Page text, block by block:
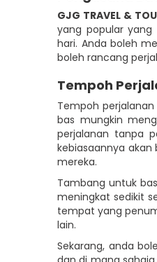
GJG TRAVEL &
yang popular yang
hari. Anda boleh
boleh rancang
Tempoh
Tempoh
bas mungkin
perjalanan tanpa
kebiasaannya
mereka.
Tambang untuk
meningkat sedikit
tempat yang
lain.
Sekarang, anda